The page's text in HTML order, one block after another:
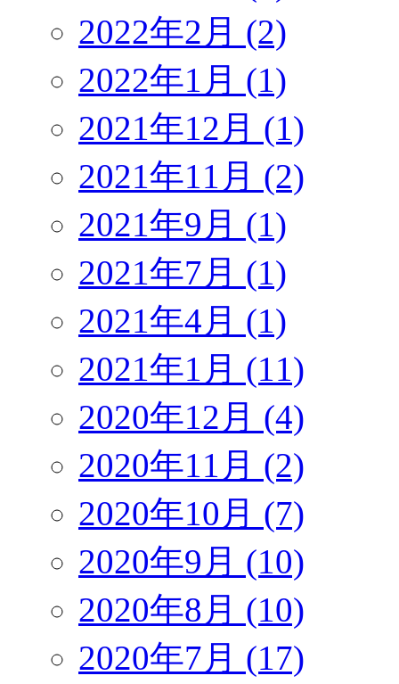
2022年2月 (2)
2022年1月 (1)
2021年12月 (1)
2021年11月 (2)
2021年9月 (1)
2021年7月 (1)
2021年4月 (1)
2021年1月 (11)
2020年12月 (4)
2020年11月 (2)
2020年10月 (7)
2020年9月 (10)
2020年8月 (10)
2020年7月 (17)